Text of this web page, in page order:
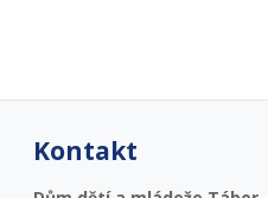
Kontakt